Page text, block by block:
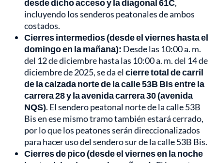
desde dicho acceso y la diagonal 61C,
incluyendo los senderos peatonales de ambos
costados.
Cierres intermedios (desde el viernes hasta el
domingo en la mañana): Desde las 10:00 a. m.
del 12 de diciembre hasta las 10:00 a. m. del 14 de
diciembre de 2025, se da elcierre total de carril
de la calzada norte de la calle 53B Bis entre la
carrera 28 y la avenida carrera 30 (avenida
NQS). El sendero peatonal norte de la calle 53B
Bis en ese mismo tramo también estará cerrado,
por lo que los peatones serán direccionalizados
para hacer uso del sendero sur de la calle 53B Bis.
Cierres de pico (desde el viernes en la noche